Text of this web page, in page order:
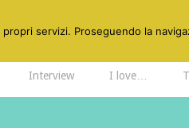
Interview I love…
servizi. Proseguendo la